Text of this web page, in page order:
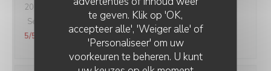
te geven. Klik op 'OK,
accepteer alle', 'Weiger alle' of
'Personaliseer' om uw
voorkeuren te beheren. U kunt
2023-04-15
- 21:15 - Gasten 2
Service
Atmosfeer : 5/5 Keuken: /5 Kwaliteit / Prijs
5/5